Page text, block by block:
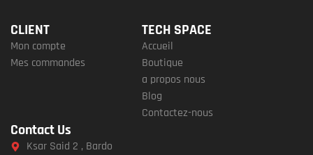
CLIENT
Mon compte
Mes commandes
TECH SPACE
Accueil
Boutique
a propos nous
Blog
Contactez-nous
Contact Us
Ksar Said 2 , Bardo